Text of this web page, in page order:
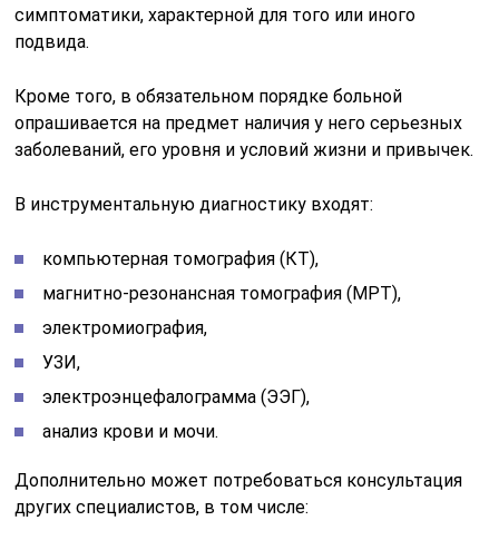
симптоматики, характерной для того или иного
подвида.
Кроме того, в обязательном порядке больной
опрашивается на предмет наличия у него серьезных
заболеваний, его уровня и условий жизни и привычек.
В инструментальную диагностику входят:
компьютерная томография (КТ),
магнитно-резонансная томография (МРТ),
электромиография,
УЗИ,
электроэнцефалограмма (ЭЭГ),
анализ крови и мочи.
Дополнительно может потребоваться консультация
других специалистов, в том числе: